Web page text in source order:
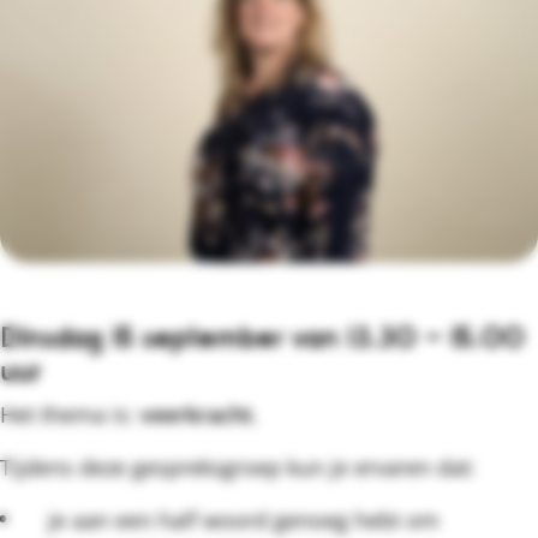
Dinsdag 15 september van 13.30 – 15.00
uur
Het thema is:veerkracht.
Tijdens deze gespreksgroep kun je ervaren dat:
je aan een half woord genoeg hebt om